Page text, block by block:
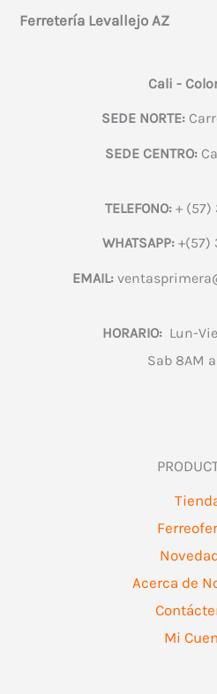
Ferretería Levallejo AZ
Cali -
SEDE NORTE:
SEDE CENTRO:
TELEFONO:+ (57)
WHATSAPP:+(57)
EMAIL:
HORARIO:Lun-Vie
Sab 8AM
Acerca de
Mi